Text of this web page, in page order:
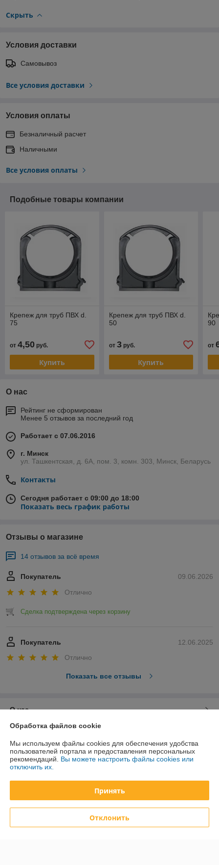
Скрыть
Условия доставки
Самовывоз
Все условия доставки
Условия оплаты
Безналичный расчет
Наличными
Все условия оплаты
Подобные товары компании
Крепеж для труб ПВХ d.
75
от 4,50 руб.
Купить
Крепеж для труб ПВХ d.
50
от 3руб.
Купить
90
от
О нас
Рейтинг не сформирован
Менее 5 отзывов за последний год
Работает с 07.06.2016
г. Минск
ул. Ташкентская, д. 6А, пом. 3, комн. 303, Минск, Беларусь
Контакты
Сегодня работает с 09:00 до 18:00
Показать весь график работы
Отзывы о магазине
14 отзывов за всё время
09.06.2026
Покупатель
Отлично
Сделка подтверждена через корзину
12.06.2025
Покупатель
Отлично
Показать все отзывы
О нас
Доставка и оплата
Полная версия сайта
Политика обработки cookies
Обработка файлов cookie
Мы используем файлы cookies для обеспечения удобства
пользователей портала и предоставления персональных
рекомендаций. Вы можете настроить файлы cookies или
отключить их.
Принять
Отклонить